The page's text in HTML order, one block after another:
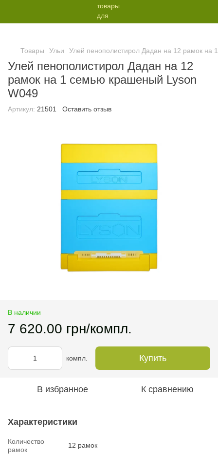
Товары Ульи Улей пенополистирол Дадан на 12 рамок на
Улей пенополистирол Дадан на 12
рамок на 1 семью крашеный Lyson
W049
Артикул: 21501 Оставить отзыв
В наличии
7 620.00 грн/компл.
компл. Купить
В избранное К сравнению
Характеристики
Количество
рамок
12 рамок